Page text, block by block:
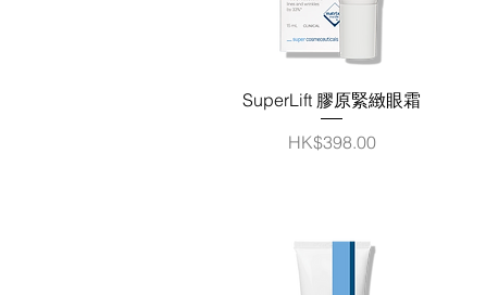
快速瀏覽
SuperLift 膠原緊緻眼霜
價格
HK$398.00